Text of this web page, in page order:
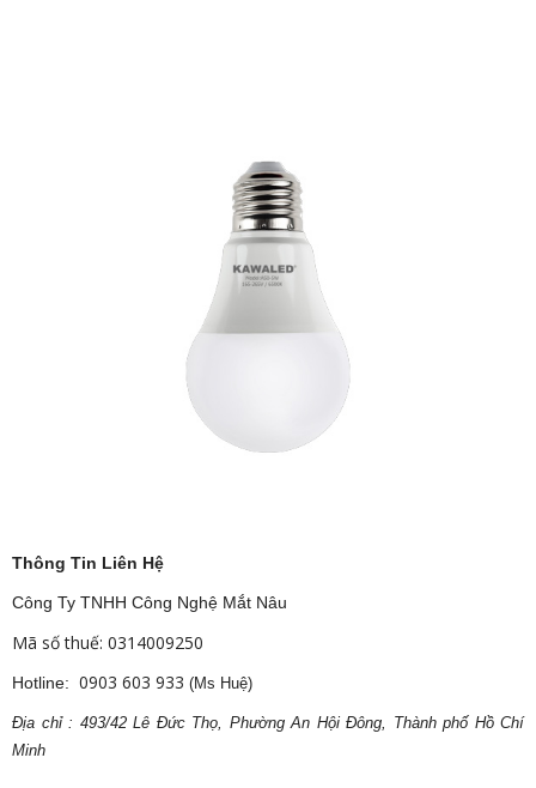
Thông Tin Liên Hệ
Công Ty TNHH Công Nghệ Mắt Nâu
Mã số thuế: 0314009250
Hotline: 0903 603 933 (Ms Huệ)
Địa chỉ : 493/42 Lê Đức Thọ, Phường An Hội Đông, Thành phố Hồ Chí
Minh